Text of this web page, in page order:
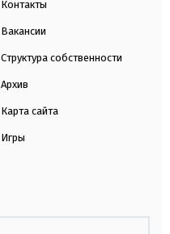
Контакты
Вакансии
Структура собственности
Архив
Карта сайта
Игры